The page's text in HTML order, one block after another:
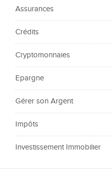
Assurances
Crédits
Cryptomonnaies
Epargne
Gérer son Argent
Impôts
Investissement Immobilier